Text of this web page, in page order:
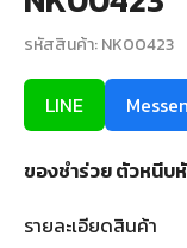
รหัสสินค้า: NK00423
LINE
ของชำร่วย ตัวหนีบ
รายละเอียดสินค้า